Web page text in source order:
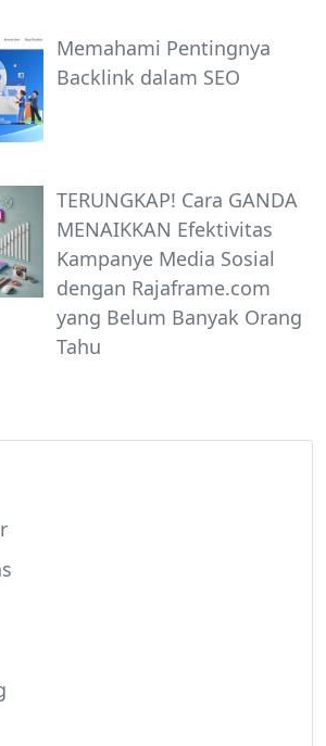
Memahami Pentingnya
Backlink dalam SEO
TERUNGKAP! Cara GANDA
MENAIKKAN Efektivitas
Kampanye Media Sosial
dengan Rajaframe.com
yang Belum Banyak Orang
Tahu